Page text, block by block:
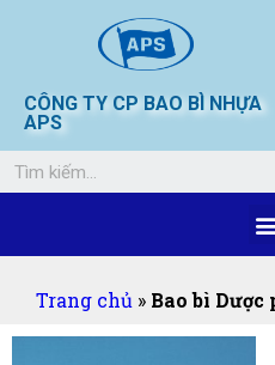
CÔNG TY CP BAO BÌ NHỰA
APS
Trang chủ » Bao bì Dược